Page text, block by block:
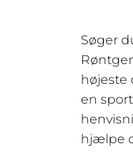
Søger
højeste
en
hjælpe